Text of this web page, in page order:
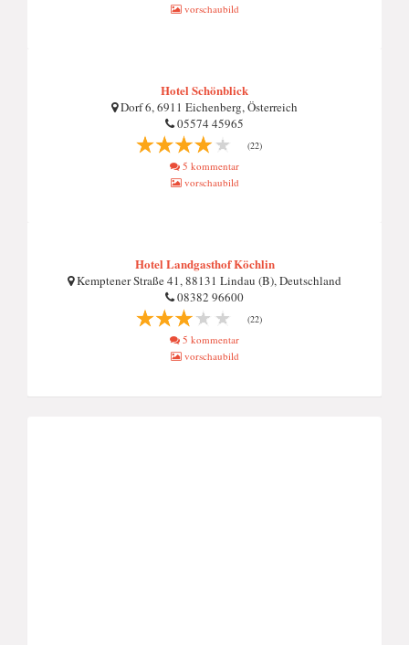
vorschaubild
Hotel Schönblick
Dorf 6, 6911 Eichenberg, Österreich
05574 45965
(22)
5 kommentar
vorschaubild
Hotel Landgasthof Köchlin
Kemptener Straße 41, 88131 Lindau (B), Deutschland
08382 96600
(22)
5 kommentar
vorschaubild